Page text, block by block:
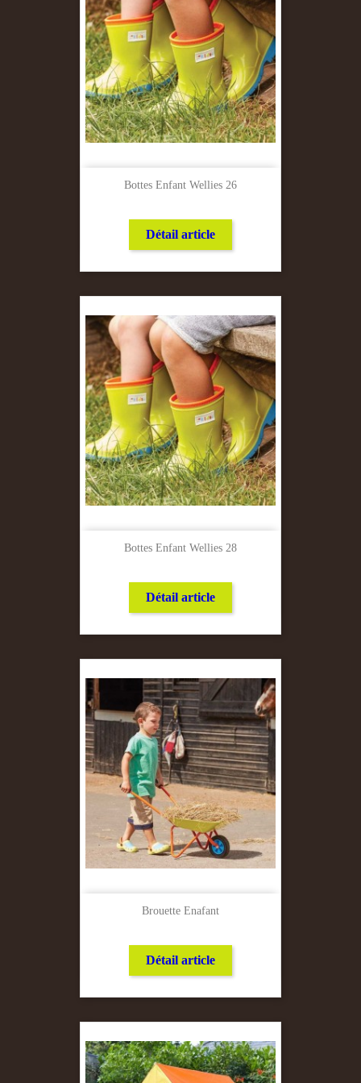
Bottes Enfant Wellies 26
Détail article
Bottes Enfant Wellies 28
Détail article
Brouette Enafant
Détail article